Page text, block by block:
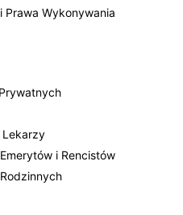
Prawa Wykonywania
Lekarzy
i Rencistów